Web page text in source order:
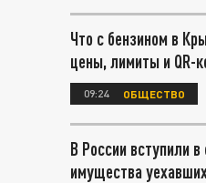
Что с бензином в
цены, лимиты и QR-
09:24 ОБЩЕСТВО
В России вступили
имущества